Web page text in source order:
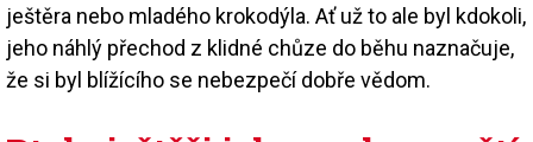
ještěra nebo mladého krokodýla. Ať už to ale byl kdokoli,
jeho náhlý přechod z klidné chůze do běhu naznačuje,
že si byl blížícího se nebezpečí dobře vědom.